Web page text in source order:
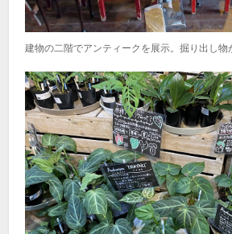
建物の二階でアンティークを展示。掘り出し物